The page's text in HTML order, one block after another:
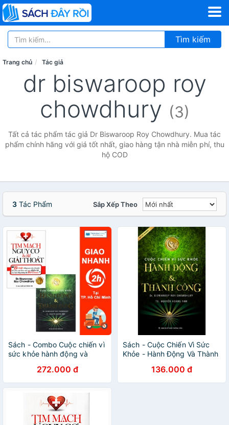
Tìm kiếm
Trang chủ Tác giả
dr biswaroop roy
chowdhury (3)
Tất cả tác phẩm tác giả Dr Biswaroop Roy Chowdhury. Mua tác
phẩm chính hãng với giá tốt nhất, giao hàng tận nhà miễn phí, thu
hộ COD
3 Tác Phẩm Sắp Xếp Theo
Sách - Combo Cuộc chiến vì
sức khỏe hành động và
nguy cơ và sự giải thoát
[Tinh Hoa Books]
272.000 đ
Sách - Cuộc Chiến Vì Sức
Khỏe - Hành Động Và Thành
136.000 đ